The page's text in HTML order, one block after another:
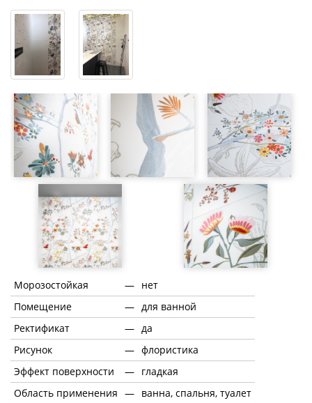
Морозостойкая — нет
Помещение
— для ванной
Ректификат
— да
Рисунок
— флористика
Эффект поверхности
— гладкая
Область применения — ванна, спальня, туалет